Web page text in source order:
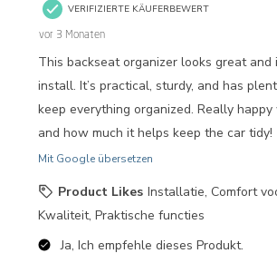
VERIFIZIERTE KÄUFERBEWERT
vor 3 Monaten
This backseat organizer looks great and
install. It’s practical, sturdy, and has
keep everything organized. Really
and how much it helps keep the car tidy!
Mit Google übersetzen
Product Likes Installatie, Comfort
Kwaliteit, Praktische functies
Ja, Ich empfehle dieses Produkt.